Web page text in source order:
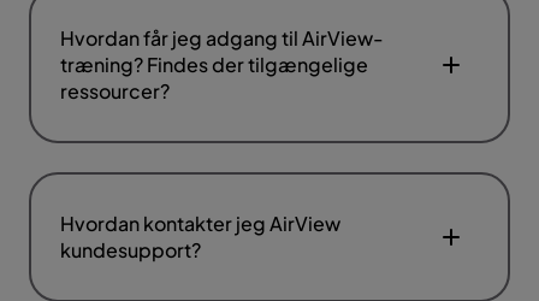
Hvordan får jeg adgang til AirView-
træning? Findes der tilgængelige
ressourcer?
Hvordan kontakter jeg AirView
kundesupport?